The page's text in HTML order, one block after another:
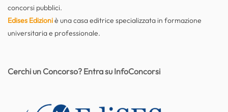
concorsi pubblici.
Edises Edizioniè una casa editrice specializzata in formazione
universitaria e professionale.
Cerchi un Concorso? Entra su InfoConcorsi